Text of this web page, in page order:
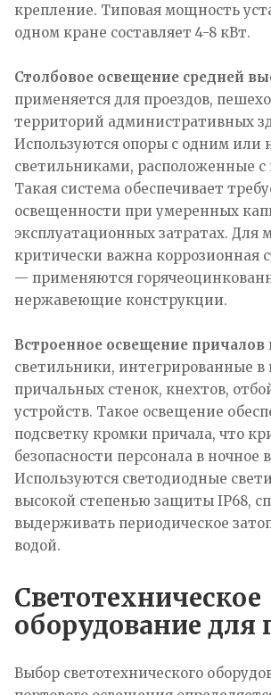
крепление. Типовая мощность
одном кране составляет 4-8 кВт.
Столбовое освещение средней
применяется для проездов,
территорий административных
Используются опоры с одним или
светильниками, расположенные с
Такая система обеспечивает
освещенности при умеренных
эксплуатационных затратах. Для
критически важна коррозионная
— применяются
нержавеющие конструкции.
Встроенное освещение причалов
светильники, интегрированные в
причальных стенок, кнехтов,
устройств. Такое освещение
подсветку кромки причала, что
безопасности персонала в ночное
Используются светодиодные
высокой степенью защиты IP68,
выдерживать периодическое
водой.
Светотехническое
оборудование для
Выбор светотехнического